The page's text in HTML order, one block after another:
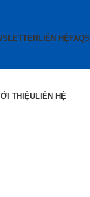
LIÊN HỆ FAQS
THIỆULIÊN HỆ